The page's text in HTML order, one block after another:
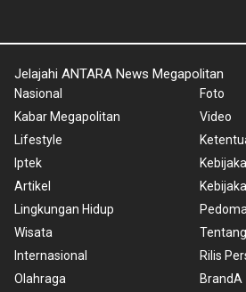
Jelajahi ANTARA News Megapolitan
Nasional
Kabar Megapolitan
Lifestyle
Iptek
Artikel
Lingkungan Hidup
Wisata
Internasional
Olahraga
Foto
Video
Rilis
BrandA